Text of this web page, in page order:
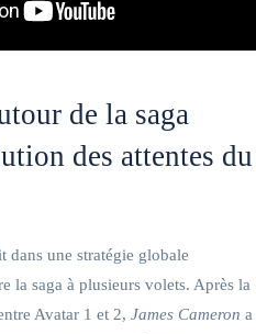
de la saga
des attentes du
dans une stratégie globale
la saga à plusieurs volets. Après la
Avatar 1 et 2, James Cameron a